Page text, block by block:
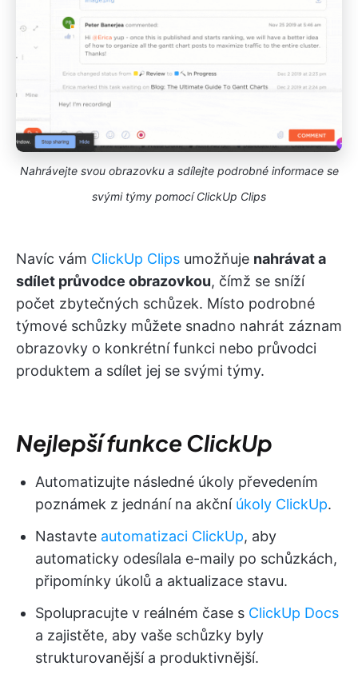
Nahrávejte svou obrazovku a sdílejte podrobné informace se
svými týmy pomocí ClickUp Clips
Navíc vám ClickUp Clips umožňuje nahrávat a
sdílet průvodce obrazovkou, čímž se sníží
počet zbytečných schůzek. Místo podrobné
týmové schůzky můžete snadno nahrát záznam
obrazovky o konkrétní funkci nebo průvodci
produktem a sdílet jej se svými týmy.
Nejlepší funkce ClickUp
Automatizujte následné úkoly převedením
poznámek z jednání na akční úkoly ClickUp.
Nastavte automatizaci ClickUp, aby
automaticky odesílala e-maily po schůzkách,
připomínky úkolů a aktualizace stavu.
Spolupracujte v reálném čase s ClickUp Docs
a zajistěte, aby vaše schůzky byly
strukturovanější a produktivnější.